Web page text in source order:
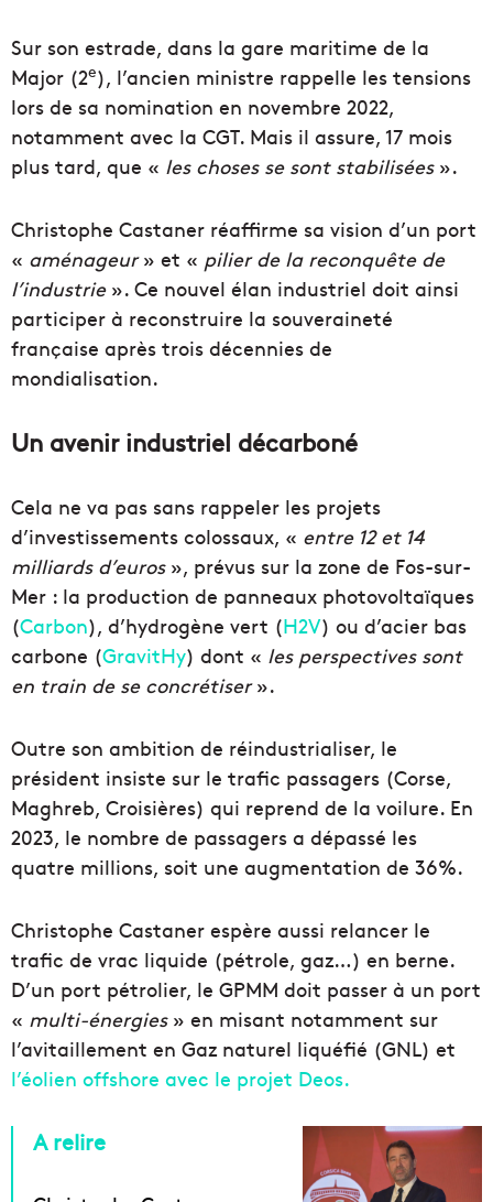
Sur son estrade, dans la gare maritime de la
Major (2e), l’ancien ministre rappelle les tensions
lors de sa nomination en novembre 2022,
notamment avec la CGT. Mais il assure, 17 mois
plus tard, que « les choses se sont stabilisées».
Christophe Castaner réaffirme sa vision d’un port
« aménageur» et « pilier de la reconquête de
l’industrie». Ce nouvel élan industriel doit ainsi
participer à reconstruire la souveraineté
française après trois décennies de
mondialisation.
Un avenir industriel décarboné
Cela ne va pas sans rappeler les projets
d’investissements colossaux, « entre 12 et 14
milliards d’euros», prévus sur la zone de Fos-sur-
Mer : la production de panneaux photovoltaïques
(Carbon), d’hydrogène vert (H2V) ou d’acier bas
carbone (GravitHy) dont « les perspectives sont
en train de se concrétiser».
Outre son ambition de réindustrialiser, le
président insiste sur le trafic passagers (Corse,
Maghreb, Croisières) qui reprend de la voilure. En
2023, le nombre de passagers a dépassé les
quatre millions, soit une augmentation de 36%.
Christophe Castaner espère aussi relancer le
trafic de vrac liquide (pétrole, gaz…) en berne.
D’un port pétrolier, le GPMM doit passer à un port
« multi-énergies» en misant notamment sur
l’avitaillement en Gaz naturel liquéfié (GNL) et
l’éolien offshore avec le projet Deos.
A relire